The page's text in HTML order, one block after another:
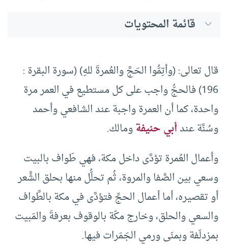
قائمة المحتويات
قال تعالى: (وأتِمُّوا الحَجَّ والعُمرةَ للهِ) (سورة البقرة :
196) فالحجُّ واجب على كل مستطيع في العمر مرة
واحدة، كما أن العمرة واجبة عند الشافعي وأحمد
وسُنَّة عندأبي حنيفةومالك.
وأعمال العُمرة تؤدَّى داخل مكة، فهي طَواف بالبيت
وسعي بين الصَّفا والمروة، ثُم تحلُّل منها بحلق الشَّعر
أو تقصيره، أما أعمال الحجِّ فتؤدَّى في مكة بالطَّواف
والسعي والحلق، وخارج مكّة بالوقوف بعرفةَ والمَبيت
بمزدلَفة وبمنَى ورمي الجَمَرات فيها.